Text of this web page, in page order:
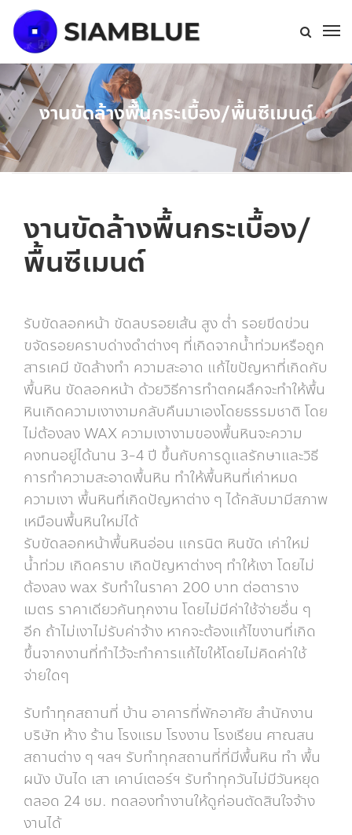
งานขัดล้างพื้นกระเบื้อง/พื้นซีเมนต์
งานขัดล้างพื้นกระเบื้อง/
พื้นซีเมนต์
รับขัดลอกหน้า ขัดลบรอยเส้น สูง ต่ำ รอยขีดข่วน
ขจัดรอยคราบด่างดำต่างๆ ที่เกิดจากน้ำท่วมหรือถูก
สารเคมี ขัดล้างทำ ความสะอาด แก้ไขปัญหาที่เกิดกับ
พื้นหิน ขัดลอกหน้า ด้วยวิธีการทำตกผลึกจะทำให้พื้น
หินเกิดความเงางามกลับคืนมาเองโดยธรรมชาติ โดย
ไม่ต้องลง WAX ความเงางามของพื้นหินจะความ
คงทนอยู่ได้นาน 3-4 ปี ขึ้นกับการดูแลรักษาและวิธี
การทำความสะอาดพื้นหิน ทำให้พื้นหินที่เก่าหมด
ความเงา พื้นหินที่เกิดปัญหาต่าง ๆ ได้กลับมามีสภาพ
เหมือนพื้นหินใหม่ได้
รับขัดลอกหน้าพื้นหินอ่อน แกรนิต หินขัด เก่าใหม่
น้ำท่วม เกิดคราบ เกิดปัญหาต่างๆ ทำให้เงา โดยไม่
ต้องลง wax รับทำในราคา 200 บาท ต่อตาราง
เมตร ราคาเดียวกันทุกงาน โดยไม่มีค่าใช้จ่ายอื่น ๆ
อีก ถ้าไม่เงาไม่รับค่าจ้าง หากจะต้องแก้ไขงานที่เกิด
ขึ้นจากงานที่ทำไว้จะทำการแก้ไขให้โดยไม่คิดค่าใช้
จ่ายใดๆ
รับทำทุกสถานที่ บ้าน อาคารที่พักอาศัย สำนักงาน
บริษัท ห้าง ร้าน โรงแรม โรงงาน โรงเรียน ศาณสน
สถานต่าง ๆ ฯลฯ รับทำทุกสถานที่ที่มีพื้นหิน ทำ พื้น
ผนัง บันได เสา เคาน์เตอร์ฯ รับทำทุกวันไม่มีวันหยุด
ตลอด 24 ชม. ทดลองทำงานให้ดูก่อนตัดสินใจจ้าง
งานได้